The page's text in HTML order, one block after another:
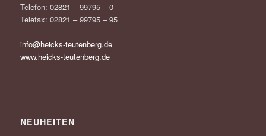
Telefon: 02821 – 99795 – 0
Telefax: 02821 – 99795 – 95
info@heicks-teutenberg.de
www.heicks-teutenberg.de
NEUHEITEN